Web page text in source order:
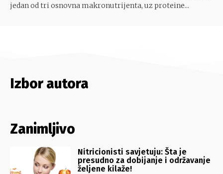
jedan od tri osnovna makronutrijenta, uz proteine...
Izbor autora
Zanimljivo
Nitricionisti savjetuju: Šta je
presudno za dobijanje i održavanje
željene kilaže!